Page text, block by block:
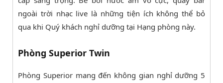
ngoài trời nhạc live là những tiện ích không thể bỏ
qua khi Quý khách nghỉ dưỡng tại Hạng phòng này.
Phòng Superior Twin
Phòng Superior mang đến không gian nghỉ dưỡng 5